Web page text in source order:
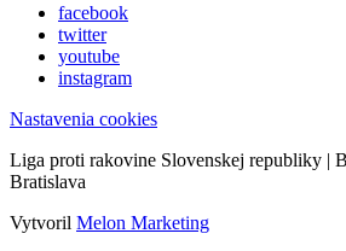
facebook
twitter
youtube
instagram
Nastavenia cookies
Liga proti rakovine Slovenskej republiky |
Bratislava
Vytvoril Melon Marketing